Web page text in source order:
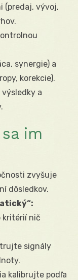
(predaj, vývoj,
synergie) a
korekcie).
a
im
zvyšuje
dôsledkov.
kritérií nič
signály
kalibrujte podľa